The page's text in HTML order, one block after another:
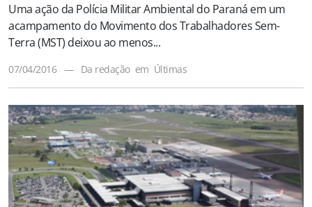
Uma ação da Polícia Militar Ambiental do Paraná em um
acampamento do Movimento dos Trabalhadores Sem-
Terra (MST) deixou ao menos...
07/04/2016 — Da redação em Últimas